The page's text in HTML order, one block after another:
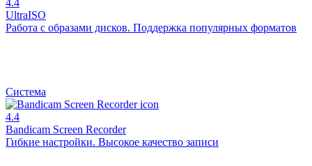
4.4
UltraISO
Работа с образами дисков. Поддержка популярных форматов
Система
4.4
Bandicam Screen Recorder
Гибкие настройки. Высокое качество записи